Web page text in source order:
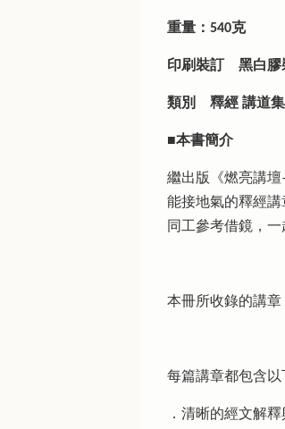
重量：540克
印刷裝訂 黑白膠
類別 釋經 講道集
■本書簡介
繼出版《燃亮講
能接地氣的釋經
同工參考借鏡，一
本冊所收錄的講
每篇講章都包含以
．清晰的經文解